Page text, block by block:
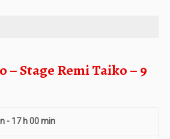
– Stage Remi Taiko – 9
- 17 h 00 min